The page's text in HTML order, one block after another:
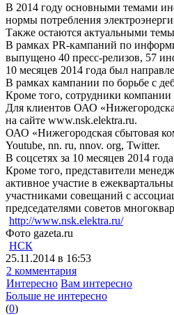
В 2014 году основными темами
нормы потребления
Также остаются актуальными
В рамках PR-кампаний по
выпущено 40 пресс-релизов, 57
10 месяцев 2014 года был
В рамках кампании по борьбе с
Кроме того, сотрудники компании
Для клиентов ОАО
на сайте www.nsk.elektra.ru.
ОАО «Нижегородская сбытовая
Youtube, nn. ru, nnov. org, Twitter.
В соцсетях за 10 месяцев 2014
Кроме того, представители
активное участие в
участниками совещаний с
председателями советов
http://www.nsk.elektra.ru/
Фото gazeta.ru
НСК
25.11.2014 в 16:53
2 комментария
Интересно Вам интересно
Больше не интересно
(0)